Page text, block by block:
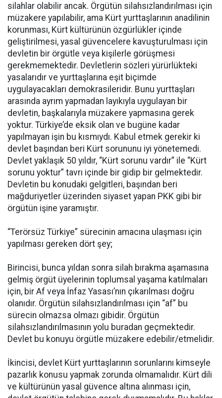
silahlar olabilir ancak. Örgütün silahsızlandırılması için
müzakere yapılabilir, ama Kürt yurttaşlarının anadilinin
korunması, Kürt kültürünün özgürlükler içinde
geliştirilmesi, yasal güvencelere kavuşturulması için
devletin bir örgütle veya kişilerle görüşmesi
gerekmemektedir. Devletlerin sözleri yürürlükteki
yasalarıdır ve yurttaşlarına eşit biçimde
uygulayacakları demokrasileridir. Bunu yurttaşları
arasında ayrım yapmadan layıkıyla uygulayan bir
devletin, başkalarıyla müzakere yapmasına gerek
yoktur. Türkiye’de eksik olan ve bugüne kadar
yapılmayan işin bu kısmıydı. Kabul etmek gerekir ki
devlet başından beri Kürt sorununu iyi yönetemedi.
Devlet yaklaşık 50 yıldır, “Kürt sorunu vardır” ile “Kürt
sorunu yoktur” tavrı içinde bir gidip bir gelmektedir.
Devletin bu konudaki gelgitleri, başından beri
mağduriyetler üzerinden siyaset yapan PKK gibi bir
örgütün işine yaramıştır.
“Terörsüz Türkiye” sürecinin amacına ulaşması için
yapılması gereken dört şey;
Birincisi, bunca yıldan sonra silah bırakma aşamasına
gelmiş örgüt üyelerinin toplumsal yaşama katılmaları
için, bir Af veya İnfaz Yasası’nın çıkarılması doğru
olanıdır. Örgütün silahsızlandırılması için “af” bu
sürecin olmazsa olmazı gibidir. Örgütün
silahsızlandırılmasının yolu buradan geçmektedir.
Devlet bu konuyu örgütle müzakere edebilir/etmelidir.
İkincisi, devlet Kürt yurttaşlarının sorunlarını kimseyle
pazarlık konusu yapmak zorunda olmamalıdır. Kürt dili
ve kültürünün yasal güvence altına alınması için,